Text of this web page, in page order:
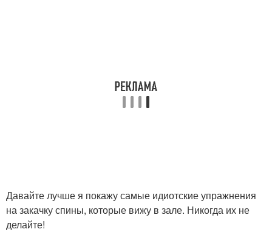
Давайте лучше я покажу самые идиотские упражнения
на закачку спины, которые вижу в зале. Никогда их не
делайте!